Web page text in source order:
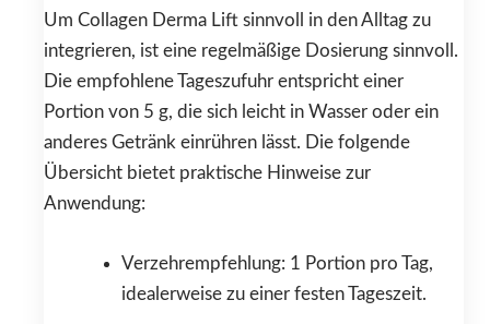
Um Collagen Derma Lift sinnvoll in den Alltag zu
integrieren, ist eine regelmäßige Dosierung sinnvoll.
Die empfohlene Tageszufuhr entspricht einer
Portion von 5 g, die sich leicht in Wasser oder ein
anderes Getränk einrühren lässt. Die folgende
Übersicht bietet praktische Hinweise zur
Anwendung:
Verzehrempfehlung: 1 Portion pro Tag,
idealerweise zu einer festen Tageszeit.